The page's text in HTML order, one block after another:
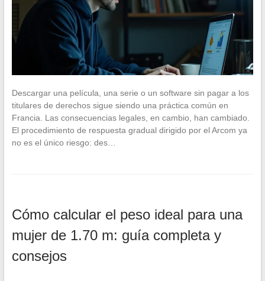
Descargar una película, una serie o un software sin pagar a los
titulares de derechos sigue siendo una práctica común en
Francia. Las consecuencias legales, en cambio, han cambiado.
El procedimiento de respuesta gradual dirigido por el Arcom ya
no es el único riesgo: des…
Cómo calcular el peso ideal para una
mujer de 1.70 m: guía completa y
consejos